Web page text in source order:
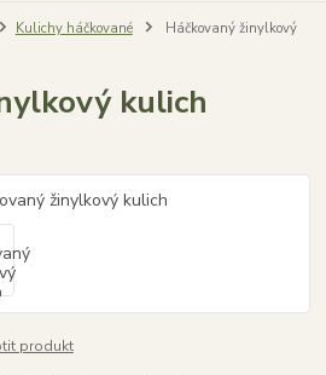
Kulichy háčkované
Háčkovaný žinylkový
kulich
produkt